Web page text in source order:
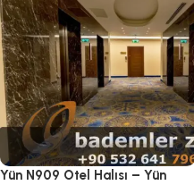
Yün N909 Otel Halısı – Yün